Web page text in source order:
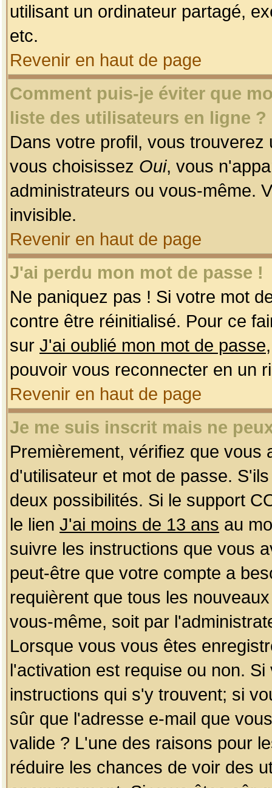
utilisant un ordinateur partagé,
etc.
Revenir en haut de page
Comment puis-je éviter que
liste des utilisateurs en ligne ?
Dans votre profil, vous
vous choisissez Oui, vous
administrateurs ou vous-même.
invisible.
Revenir en haut de page
J'ai perdu mon mot de passe !
Ne paniquez pas ! Si votre mot
contre être réinitialisé. Pour ce
sur J'ai oublié mon mot de passe
pouvoir vous reconnecter en un
Revenir en haut de page
Je me suis inscrit mais ne
Premièrement, vérifiez que
d'utilisateur et mot de passe.
deux possibilités. Si le support
le lien J'ai moins de 13 ans au
suivre les instructions que vous
peut-être que votre compte a
requièrent que tous les
vous-même, soit par
Lorsque vous vous êtes
l'activation est requise ou non.
instructions qui s'y trouvent; si
sûr que l'adresse e-mail que
valide ? L'une des raisons pour
réduire les chances de voir des